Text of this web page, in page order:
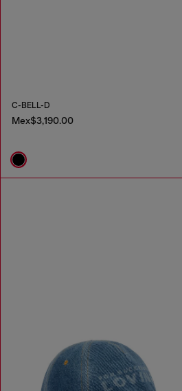
C-BELL-D
Mex$3,190.00